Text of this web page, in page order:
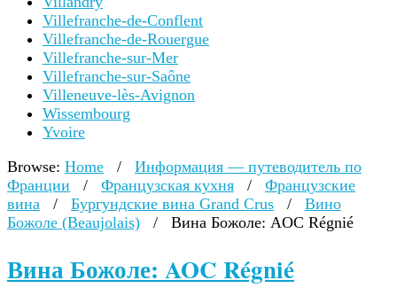
Villefranche-de-Conflent
Villefranche-de-Rouergue
Villefranche-sur-Mer
Villefranche-sur-Saône
Villeneuve-lès-Avignon
Wissembourg
Yvoire
Browse: Home /
Информация — путеводитель по
Франции
/ Французская кухня /
Французские
вина
/ Бургундские вина Grand Crus /
Вино
Божоле (Beaujolais)
/ Вина Божоле: AOC Régnié
Вина Божоле: AOC Régnié